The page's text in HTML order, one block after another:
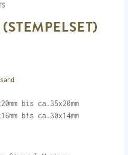
bis ca.35x20mm
bis ca.30x14mm